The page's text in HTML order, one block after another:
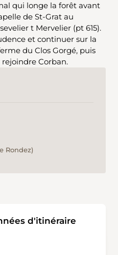
qui longe la forêt avant
de St-Grat au
t Mervelier (pt 615).
et continuer sur la
du Clos Gorgé, puis
rejoindre Corban.
Rondez)
d'itinéraire